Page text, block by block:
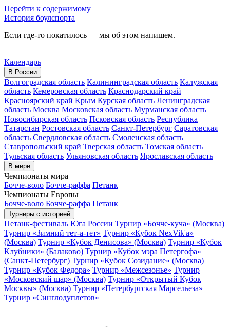
Перейти к содержимому
История боулспорта
Если где-то покатилось — мы об этом напишем.
Календарь
В России
Волгоградская область Калининградская область Калужская
область Кемеровская область Краснодарский край
Красноярский край Крым Курская область Ленинградская
область Москва Московская область Мурманская область
Новосибирская область Псковская область Республика
Татарстан Ростовская область Санкт-Петербург Саратовская
область Свердловская область Смоленская область
Ставропольский край Тверская область Томская область
Тульская область Ульяновская область Ярославская область
В мире
Чемпионаты мира
Бочче-воло Бочче-раффа Петанк
Чемпионаты Европы
Бочче-воло Бочче-раффа Петанк
Турниры с историей
Петанк-фестиваль Юга России Турнир «Бочче-куча» (Москва)
Турнир «Зимний тет-а-тет» Турнир «Кубок NexVik'a»
(Москва) Турнир «Кубок Денисова» (Москва) Турнир «Кубок
Клубники» (Балаково) Турнир «Кубок мэра Петергофа»
(Санкт-Петербург) Турнир «Кубок Созидание» (Москва)
Турнир «Кубок Федора» Турнир «Межсезонье» Турнир
«Московский шар» (Москва) Турнир «Открытый Кубок
Москвы» (Москва) Турнир «Петербургская Марсельеза»
Турнир «Синглодуплетов»